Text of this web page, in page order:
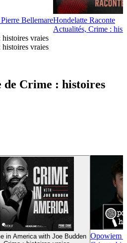
BellemareHondelatte Raconte
Actualités, Crime :
histoires vraies
histoires vraies
de Crime : histoires
in America with Joe Budden Opowiem